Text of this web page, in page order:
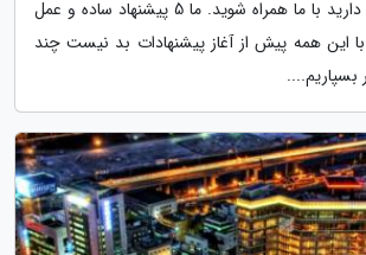
اگر چنین مسئله ای دارید با ما همراه شوید. ما 5 پیشنهاد ساده و عمل
با این همه پیش از آغاز پیشنهادات بد نیست چند
بسپاریم....